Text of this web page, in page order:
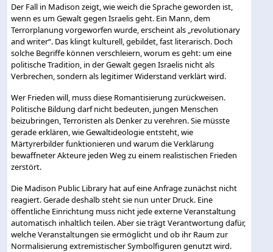
Der Fall in Madison zeigt, wie weich die Sprache geworden ist,
wenn es um Gewalt gegen Israelis geht. Ein Mann, dem
Terrorplanung vorgeworfen wurde, erscheint als „revolutionary
and writer“. Das klingt kulturell, gebildet, fast literarisch. Doch
solche Begriffe können verschleiern, worum es geht: um eine
politische Tradition, in der Gewalt gegen Israelis nicht als
Verbrechen, sondern als legitimer Widerstand verklärt wird.
Wer Frieden will, muss diese Romantisierung zurückweisen.
Politische Bildung darf nicht bedeuten, jungen Menschen
beizubringen, Terroristen als Denker zu verehren. Sie müsste
gerade erklären, wie Gewaltideologie entsteht, wie
Märtyrerbilder funktionieren und warum die Verklärung
bewaffneter Akteure jeden Weg zu einem realistischen Frieden
zerstört.
Die Madison Public Library hat auf eine Anfrage zunächst nicht
reagiert. Gerade deshalb steht sie nun unter Druck. Eine
öffentliche Einrichtung muss nicht jede externe Veranstaltung
automatisch inhaltlich teilen. Aber sie trägt Verantwortung dafür,
welche Veranstaltungen sie ermöglicht und ob ihr Raum zur
Normalisierung extremistischer Symbolfiguren genutzt wird.